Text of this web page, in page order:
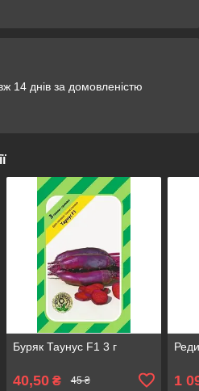
14 днів за домовленістю
Буряк Таунус F1 3 г
40,50₴ 45 ₴ 1